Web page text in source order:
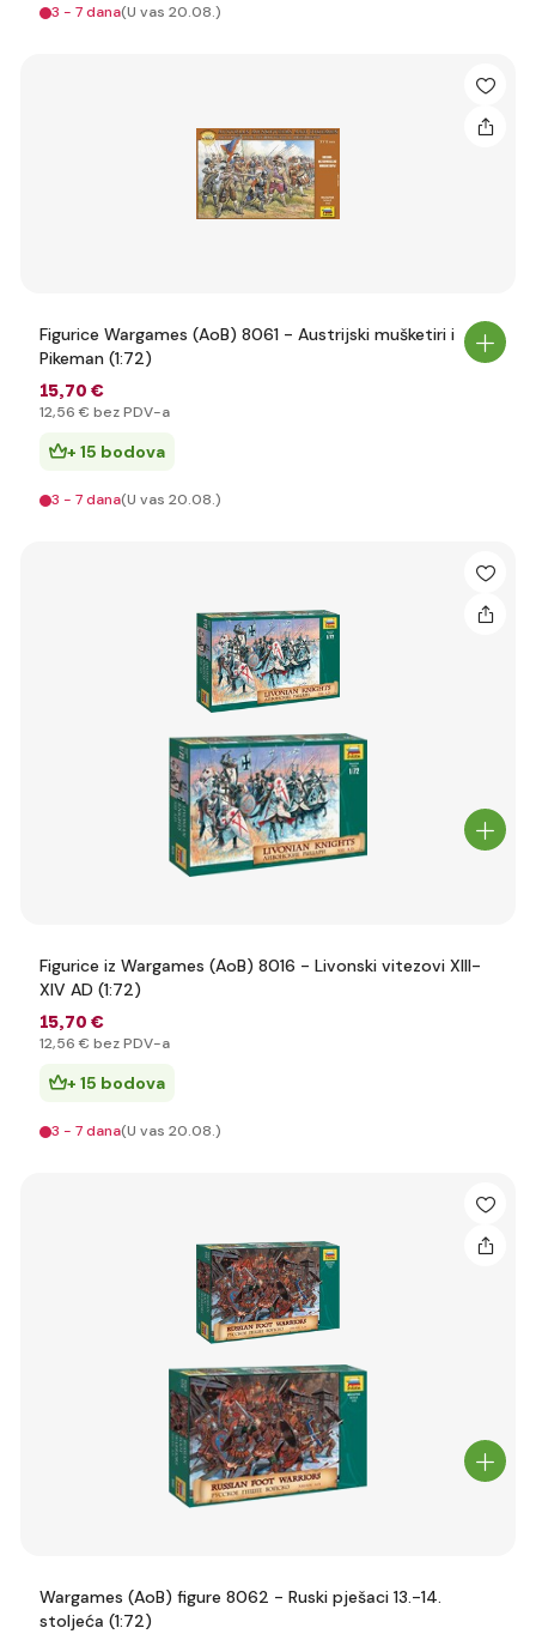
3 - 7 dana(U vas 20.08.)
Figurice Wargames (AoB) 8061 - Austrijski mušketiri i
Pikeman (1:72)
15,70 €
12,56 € bez PDV-a
+ 15 bodova
3 - 7 dana(U vas 20.08.)
Figurice iz Wargames (AoB) 8016 - Livonski vitezovi XIII-
XIV AD (1:72)
15,70 €
12,56 € bez PDV-a
+ 15 bodova
3 - 7 dana(U vas 20.08.)
Wargames (AoB) figure 8062 - Ruski pješaci 13.-14.
stoljeća (1:72)